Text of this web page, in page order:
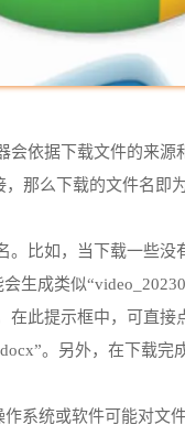
依据下载文件的来
那么下载的文件名即
比如，当下载一些
成类似
此提示框中，可直
。另外，在下载
统或软件可能对文